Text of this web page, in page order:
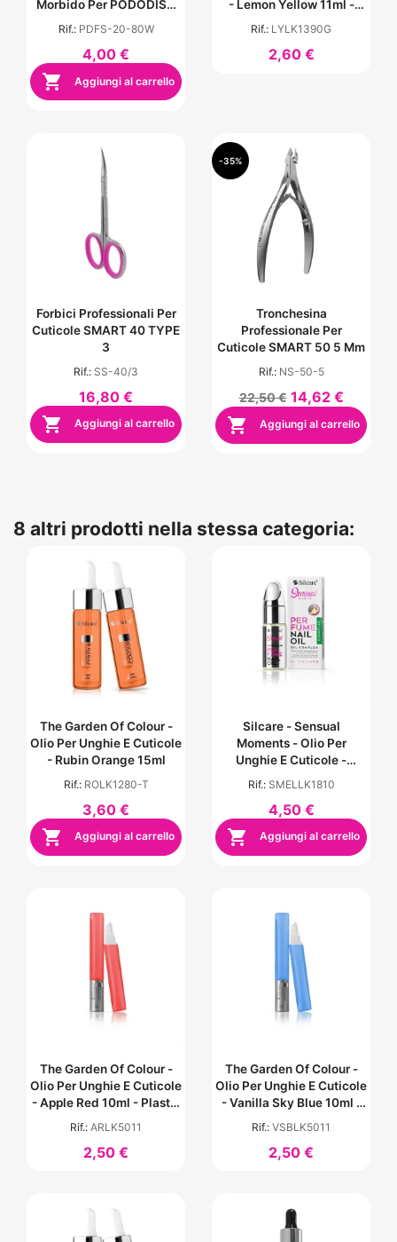
Morbido Per PODODISC
Misura M - Grana 80
Rif.: PDFS-20-80W
4,00 €
 Aggiungi al carrello
- Lemon Yellow 11ml -
Vetro
Rif.: LYLK1390G
2,60 €
Forbici Professionali Per
Cuticole SMART 40 TYPE
3
Rif.: SS-40/3
16,80 €
 Aggiungi al carrello
Tronchesina
Professionale Per
Cuticole SMART 50 5 Mm
Rif.: NS-50-5
22,50 € 14,62 €
 Aggiungi al carrello
-35%
8 altri prodotti nella stessa categoria:
The Garden Of Colour -
Olio Per Unghie E Cuticole
- Rubin Orange 15ml
Rif.: ROLK1280-T
3,60 €
 Aggiungi al carrello
Silcare - Sensual
Moments - Olio Per
Unghie E Cuticole -
Elegant Late
Rif.: SMELLK1810
4,50 €
 Aggiungi al carrello
The Garden Of Colour -
Olio Per Unghie E Cuticole
- Apple Red 10ml - Plastic
Rif.: ARLK5011
2,50 €
The Garden Of Colour -
Olio Per Unghie E Cuticole
- Vanilla Sky Blue 10ml -
Rif.: VSBLK5011
2,50 €